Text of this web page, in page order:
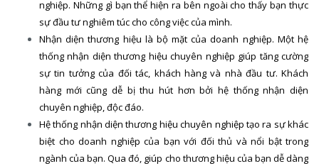
nghiệp. Những gì bạn thể hiện ra bên ngoài cho thấy bạn thực
sự đầu tư nghiêm túc cho công việc của mình.
Nhận diện thương hiệu là bộ mặt của doanh nghiệp. Một hệ
thống nhận diện thương hiệu chuyên nghiệp giúp tăng cường
sự tin tưởng của đối tác, khách hàng và nhà đầu tư. Khách
hàng mới cũng dễ bị thu hút hơn bởi hệ thống nhận diện
chuyên nghiệp, độc đáo.
Hệ thống nhận diện thương hiệu chuyên nghiệp tạo ra sự khác
biệt cho doanh nghiệp của bạn với đối thủ và nổi bật trong
ngành của bạn. Qua đó, giúp cho thương hiệu của bạn dễ dàng